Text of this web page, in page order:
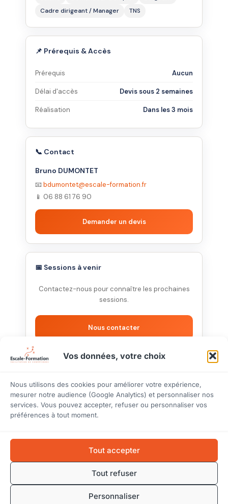
Vos données, votre choix
Nous utilisons des cookies pour améliorer votre expérience,
mesurer notre audience (Google Analytics) et personnaliser nos
services. Vous pouvez accepter, refuser ou personnaliser vos
préférences à tout moment.
Tout accepter
Tout refuser
Personnaliser
Cadre dirigeant / Manager
TNS
📌 Prérequis & Accès
Prérequis Aucun
Délai d'accès Devis sous 2 semaines
Réalisation Dans les 3 mois
📞 Contact
Bruno DUMONTET
📧bdumontet@escale-formation.fr
📱 06 88 61 76 90
Demander un devis
📅 Sessions à venir
Contactez-nous pour connaître les prochaines
sessions.
Nous contacter
FORMATIONS
Voir tout
le
catalogue
Management
ENTREPRISES